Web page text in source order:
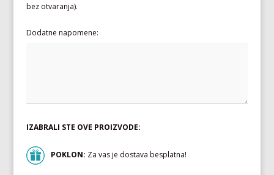
bez otvaranja).
Dodatne napomene:
IZABRALI STE OVE PROIZVODE:
POKLON: Za vas je dostava besplatna!